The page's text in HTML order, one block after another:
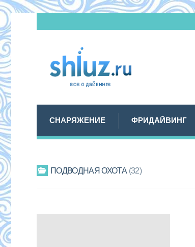
СНАРЯЖЕНИЕ ФРИДАЙВИНГ
ПОДВОДНАЯ ОХОТА 32